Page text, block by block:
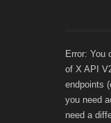
Error: You
of X API
endpoints
you need
need a